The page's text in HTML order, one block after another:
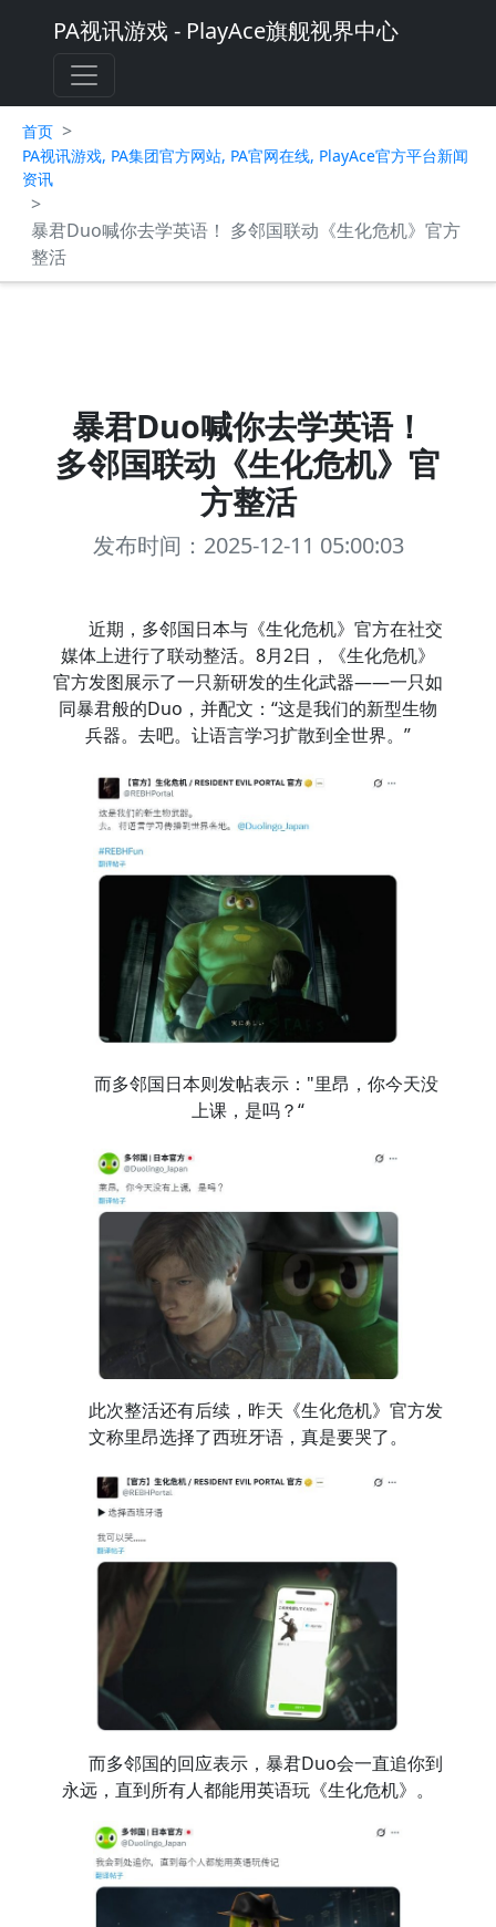
PA视讯游戏 - PlayAce旗舰视界中心
首页 >
PA视讯游戏, PA集团官方网站, PA官网在线, PlayAce官方平台新闻
资讯
>
暴君Duo喊你去学英语！ 多邻国联动《生化危机》官方
整活
暴君Duo喊你去学英语！
多邻国联动《生化危机》官
方整活
发布时间：2025-12-11 05:00:03
近期，多邻国日本与《生化危机》官方在社交
媒体上进行了联动整活。8月2日，《生化危机》
官方发图展示了一只新研发的生化武器——一只如
同暴君般的Duo，并配文：“这是我们的新型生物
兵器。去吧。让语言学习扩散到全世界。”
而多邻国日本则发帖表示："里昂，你今天没
上课，是吗？“
此次整活还有后续，昨天《生化危机》官方发
文称里昂选择了西班牙语，真是要哭了。
而多邻国的回应表示，暴君Duo会一直追你到
永远，直到所有人都能用英语玩《生化危机》。